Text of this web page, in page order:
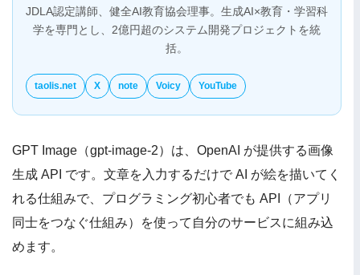
JDLA認定講師、健全AI教育協会理事。生成AI×教育・学習科
学を専門とし、2億円超のシステム開発プロジェクトを統
括。
taolis.net X note Voicy YouTube
GPT Image（gpt-image-2）は、OpenAI が提供する画像
生成 API です。文章を入力するだけで AI が絵を描いてく
れる仕組みで、プログラミング初心者でも API（アプリ
同士をつなぐ仕組み）を使って自分のサービスに組み込
めます。